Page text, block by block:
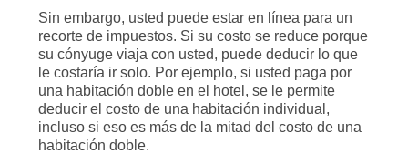
Sin embargo, usted puede estar en línea para un
recorte de impuestos. Si su costo se reduce porque
su cónyuge viaja con usted, puede deducir lo que
le costaría ir solo. Por ejemplo, si usted paga por
una habitación doble en el hotel, se le permite
deducir el costo de una habitación individual,
incluso si eso es más de la mitad del costo de una
habitación doble.